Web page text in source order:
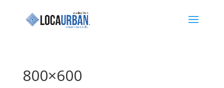
800×600